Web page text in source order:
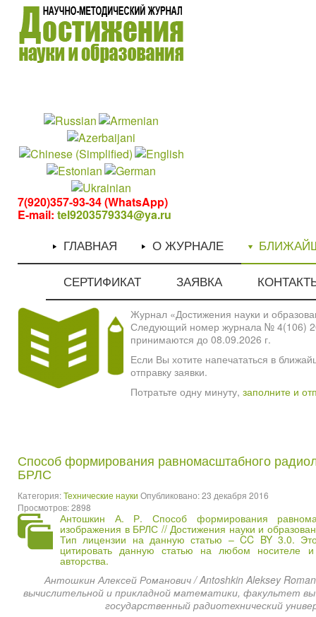
7(920)357-93-34 (WhatsApp)
E-mail: tel9203579334@ya.ru
ГЛАВНАЯ О ЖУРНАЛЕ
СЕРТИФИКАТ ЗАЯВКА
Журнал «Достижения науки и
Следующий номер журнала № 4(106)
принимаются до 08.09.2026 г.
Если Вы хотите напечататься в
отправку заявки.
Потратьте одну минуту, заполните и
Способ формирования равномасштабного
БРЛС
Категория:Технические науки Опубликовано: 23 декабря 2016
Просмотров: 2898
Антошкин А. Р. Способ формирования
изображения в БРЛС // Достижения науки и
Тип лицензии на данную статью – CC BY 3.0.
цитировать данную статью на любом
авторства.
Антошкин Алексей Романович / Antoshkin Aleksey
вычислительной и прикладной математики, факультет
государственный радиотехнический